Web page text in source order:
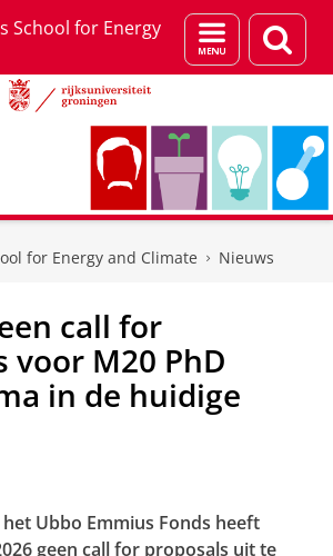
School for Energy
Menu
en
for Energy and Climate Nieuws
call for
voor M20 PhD
in de huidige
Ubbo Emmius Fonds heeft
geen call for proposals uit te